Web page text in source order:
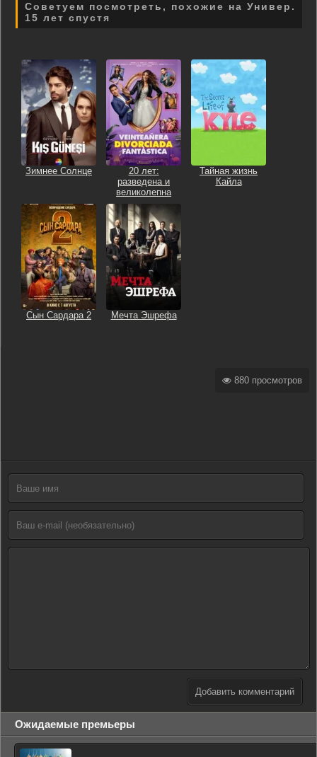
Советуем посмотреть, похожие на Универ.
15 лет спустя
Зимнее Солнце
20 лет:
разведена и
великолепна
Тайная жизнь
Кайла
Сын Сардара 2 Мечта Эшрефа
880 просмотров
Добавить комментарий
Ожидаемые премьеры